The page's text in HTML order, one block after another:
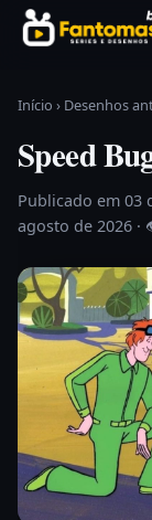
Pular para o
Início › Desenhos
Speed
Publicado em 03
agosto de 2026 ·